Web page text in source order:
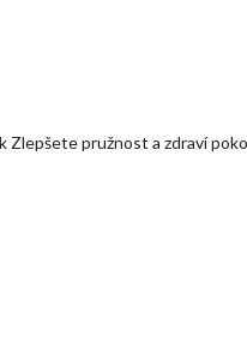
Zlepšete pružnost a zdraví